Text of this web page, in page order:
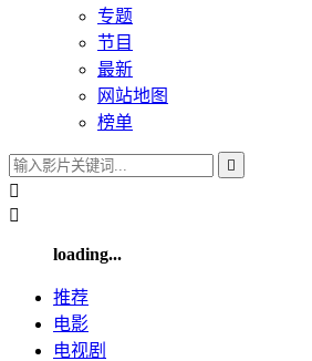
专题
节目
最新
网站地图
榜单



loading...
推荐
电影
电视剧